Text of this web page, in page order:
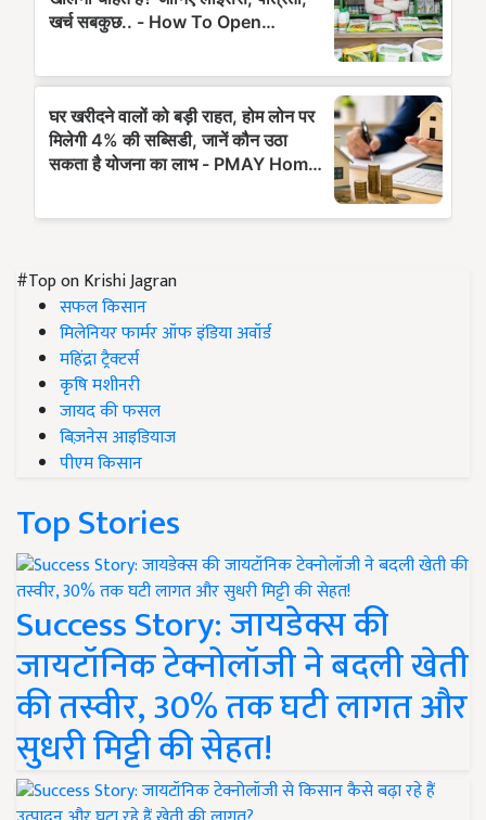
#Top on Krishi Jagran
सफल किसान
मिलेनियर फार्मर ऑफ इंडिया अवॉर्ड
महिंद्रा ट्रैक्टर्स
कृषि मशीनरी
जायद की फसल
बिज़नेस आइडियाज
पीएम किसान
Top Stories
Success Story: जायडेक्स की
जायटॉनिक टेक्नोलॉजी ने बदली खेती
की तस्वीर, 30% तक घटी लागत और
सुधरी मिट्टी की सेहत!